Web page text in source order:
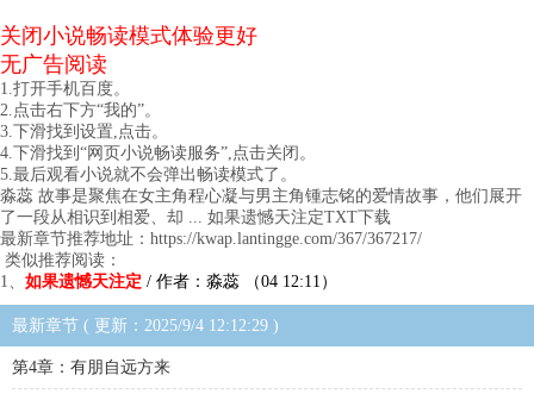
关闭小说畅读模式体验更好
无广告阅读
1.打开手机百度。
2.点击右下方“我的”。
3.下滑找到设置,点击。
4.下滑找到“网页小说畅读服务”,点击关闭。
5.最后观看小说就不会弹出畅读模式了。
淼蕊 故事是聚焦在女主角程心凝与男主角锺志铭的爱情故事，他们展开
了一段从相识到相爱、却 ... 如果遗憾天注定TXT下载
最新章节推荐地址：https://kwap.lantingge.com/367/367217/
类似推荐阅读：
1、 如果遗憾天注定 / 作者：淼蕊 （04 12:11）
最新章节 ( 更新：2025/9/4 12:12:29 )
第4章：有朋自远方来